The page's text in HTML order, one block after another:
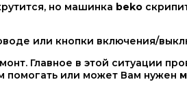
но машинка beko
или кнопки включения/
Главное в этой ситуации
помогать или может Вам нужен